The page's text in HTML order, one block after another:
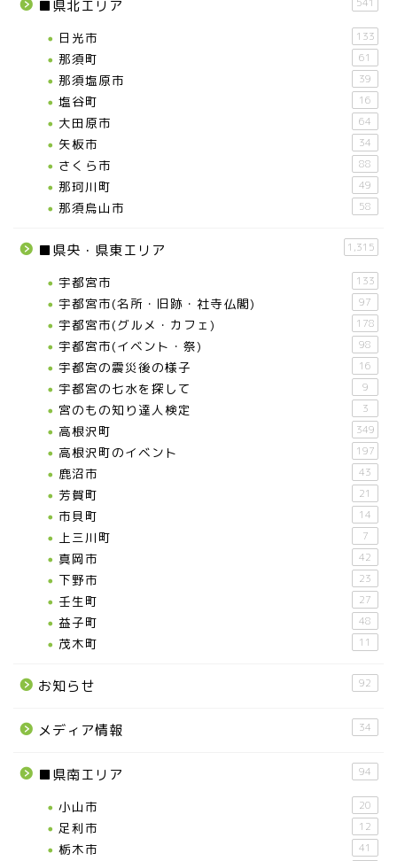
■県北エリア 541
日光市 133
那須町 61
那須塩原市 39
塩谷町 16
大田原市 64
矢板市 34
さくら市 88
那珂川町 49
那須烏山市 58
■県央・県東エリア 1,315
宇都宮市 133
宇都宮市(名所・旧跡・社寺仏閣) 97
宇都宮市(グルメ・カフェ) 178
宇都宮市(イベント・祭) 98
宇都宮の震災後の様子 16
宇都宮の七水を探して 9
宮のもの知り達人検定 3
高根沢町 349
高根沢町のイベント 197
鹿沼市 43
芳賀町 21
市貝町 14
上三川町 7
真岡市 42
下野市 23
壬生町 27
益子町 48
茂木町 11
お知らせ 92
メディア情報 34
■県南エリア 94
小山市 20
足利市 12
栃木市 41